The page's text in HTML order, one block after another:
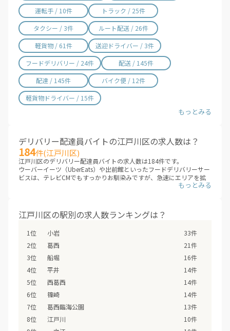
運転手 / 10件
トラック / 25件
タクシー / 3件
ルート配送 / 26件
軽貨物 / 61件
送迎ドライバー / 3件
フードデリバリー / 24件
配送 / 145件
配達 / 145件
バイク便 / 12件
軽貨物ドライバー / 15件
デリバリー配達員バイトの江戸川区の求人数は？
184件(江戸川区)
江戸川区のデリバリー配達員バイトの求人数は184件です。
ウーバーイーツ（UberEats）や出前館といったフードデリバリーサー
ビスは、テレビCMでもすっかりお馴染みですが、急速にエリアを拡
大しています。これまでサービスが提供されていないエリアも、次々
江戸川区のエリアに、新しいデリバリー配達員バイトが追加されてい
ないか、ぜひチェックしてみてください。
※2026年08月最新
江戸川区の駅別の求人数ランキングは？
小岩
33件
葛西
21件
船堀
16件
平井
14件
西葛西
14件
篠崎
14件
葛西臨海公園
13件
江戸川
10件